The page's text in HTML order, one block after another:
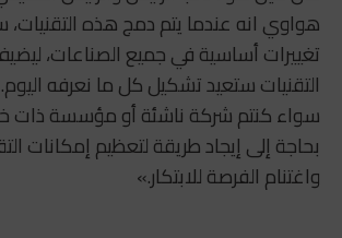
هواوي انه عندما يتم دمج هذه
تغييرات أساسية في جميع الصناعات،
التقنيات ستعيد تشكيل كل ما نعرفه اليوم.
سواء كنتم شركة ناشئة أو مؤسسة ذات
بحاجة إلى إيجاد طريقة لتعظيم إمكانات
واغتنام الفرصة للابتكار.»